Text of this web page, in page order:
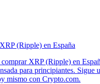
(Ripple) en España
XRP (Ripple) en
para principiantes. Sigue
mismo con Crypto.com.